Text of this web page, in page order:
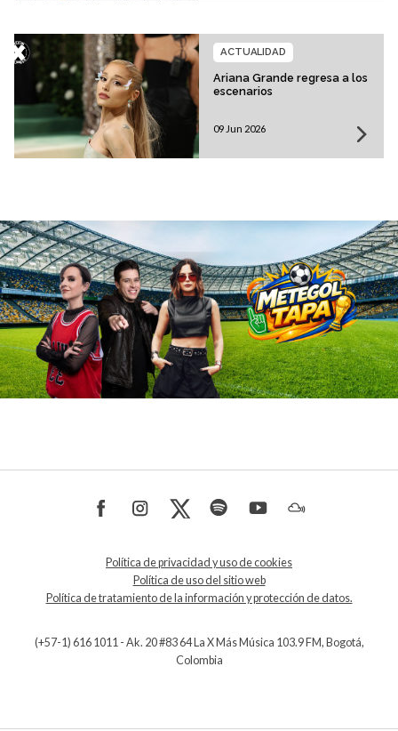
Ariana Grande regresa a los
escenarios
ACTUALIDAD
09 Jun 2026
Política de privacidad y uso de cookies
Política de uso del sitio web
Política de tratamiento de la información y protección de datos.
(+57-1) 616 1011 - Ak. 20 #83 64 La X Más Música 103.9 FM, Bogotá,
Colombia